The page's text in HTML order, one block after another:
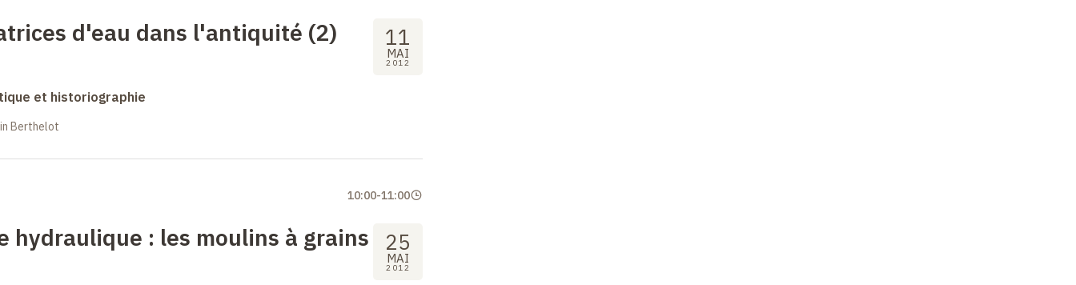
d'eau dans l'antiquité (2) 11
MAI
2012
et historiographie
Berthelot
hydraulique : les moulins à grains 25
MAI
2012
10:00-11:00